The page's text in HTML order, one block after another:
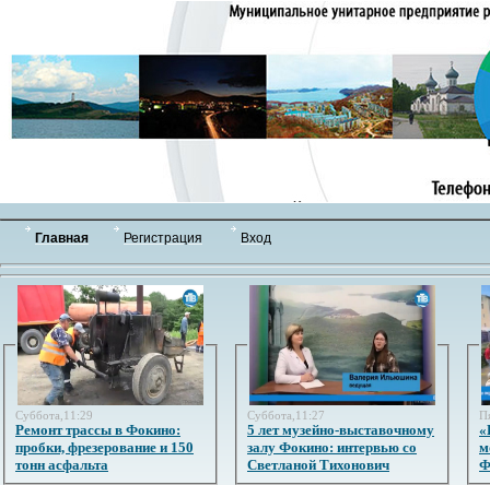
Главная Регистрация Вход
Суббота,11:29
Ремонт трассы в Фокино:
пробки, фрезерование и 150
тонн асфальта
Суббота,11:27
5 лет музейно-выставочному
залу Фокино: интервью со
Светланой Тихонович